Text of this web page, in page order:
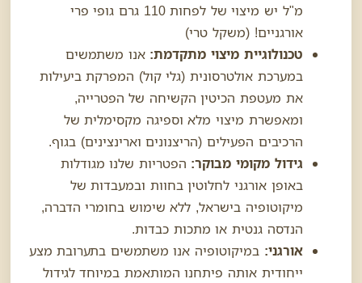
מ"ל יש מיצוי של לפחות 110 גרם גופי פרי
אורגניים! (משקל טרי)
טכנולוגיית מיצוי מתקדמת: אנו משתמשים
במערכת אולטרסונית (גלי קול) המפרקת ביעילות
את מעטפת הכיטין הקשיחה של הפטרייה,
ומאפשרת מיצוי מלא וספיגה מקסימלית של
הרכיבים הפעילים (הריצנונים וארינצינים) בגוף.
גידול מקומי מבוקר: הפטריות שלנו מגודלות
באופן אורגני לחלוטין בחוות ובמעבדות של
מיקוטופיה בישראל, ללא שימוש בחומרי הדברה,
הנדסה גנטית או מתכות כבדות.
אורגני: במיקוטופיה אנו משתמשים בתערובת מצע
ייחודית אותה פיתחנו המותאמת במיוחד לגידול